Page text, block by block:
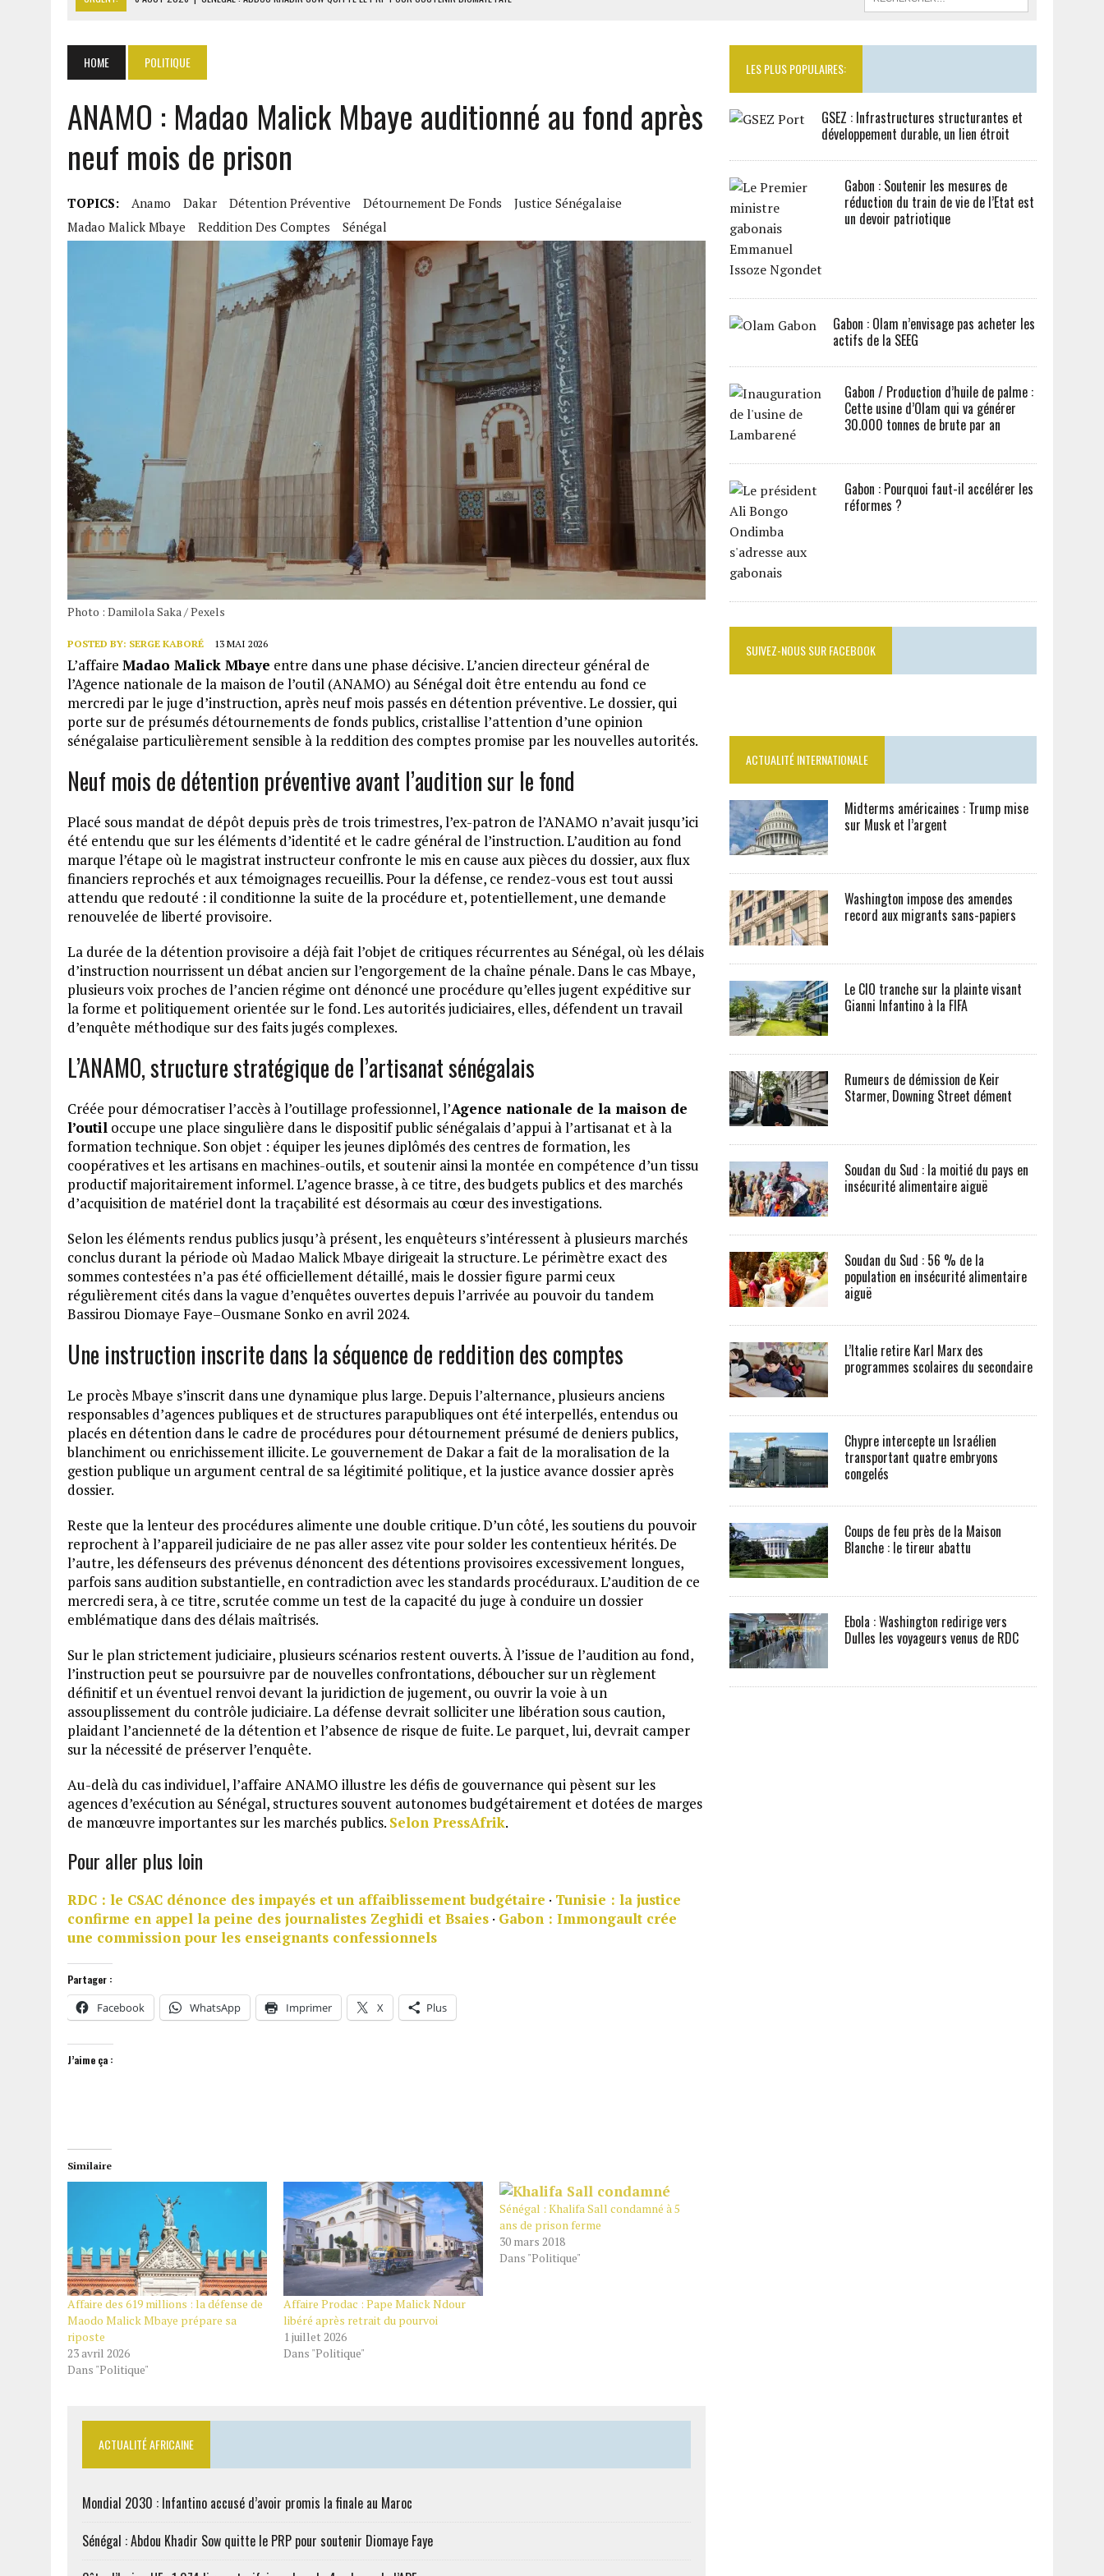
6 AOÛT 2026 | MONDIAL 2030 : INFANTINO ACCUSÉ D’AVOIR PROMIS LA FINALE AU MAROC
6 AOÛT 2026 | SÉNÉGAL : ABDOU KHADIR SOW QUITTE LE PRP POUR SOUTENIR DIOMAYE FAYE
HOME POLITIQUE
ANAMO : Madao Malick Mbaye auditionné au fond après
neuf mois de prison
TOPICS: Anamo Dakar Détention Préventive Détournement De Fonds
Justice Sénégalaise
Madao Malick Mbaye
Reddition Des Comptes Sénégal
Photo : Damilola Saka / Pexels
POSTED BY: SERGE KABORÉ 13 MAI 2026
L’affaire Madao Malick Mbaye entre dans une phase décisive. L’ancien directeur général de
l’Agence nationale de la maison de l’outil (ANAMO) au Sénégal doit être entendu au fond ce
mercredi par le juge d’instruction, après neuf mois passés en détention préventive. Le dossier, qui
porte sur de présumés détournements de fonds publics, cristallise l’attention d’une opinion
sénégalaise particulièrement sensible à la reddition des comptes promise par les nouvelles autorités.
Neuf mois de détention préventive avant l’audition sur le fond
Placé sous mandat de dépôt depuis près de trois trimestres, l’ex-patron de l’ANAMO n’avait jusqu’ici
été entendu que sur les éléments d’identité et le cadre général de l’instruction. L’audition au fond
marque l’étape où le magistrat instructeur confronte le mis en cause aux pièces du dossier, aux flux
financiers reprochés et aux témoignages recueillis. Pour la défense, ce rendez-vous est tout aussi
attendu que redouté : il conditionne la suite de la procédure et, potentiellement, une demande
renouvelée de liberté provisoire.
La durée de la détention provisoire a déjà fait l’objet de critiques récurrentes au Sénégal, où les délais
d’instruction nourrissent un débat ancien sur l’engorgement de la chaîne pénale. Dans le cas Mbaye,
plusieurs voix proches de l’ancien régime ont dénoncé une procédure qu’elles jugent expéditive sur
la forme et politiquement orientée sur le fond. Les autorités judiciaires, elles, défendent un travail
d’enquête méthodique sur des faits jugés complexes.
L’ANAMO, structure stratégique de l’artisanat sénégalais
Créée pour démocratiser l’accès à l’outillage professionnel, l’Agence nationale de la maison de
l’outil occupe une place singulière dans le dispositif public sénégalais d’appui à l’artisanat et à la
formation technique. Son objet : équiper les jeunes diplômés des centres de formation, les
coopératives et les artisans en machines-outils, et soutenir ainsi la montée en compétence d’un tissu
productif majoritairement informel. L’agence brasse, à ce titre, des budgets publics et des marchés
d’acquisition de matériel dont la traçabilité est désormais au cœur des investigations.
Selon les éléments rendus publics jusqu’à présent, les enquêteurs s’intéressent à plusieurs marchés
conclus durant la période où Madao Malick Mbaye dirigeait la structure. Le périmètre exact des
sommes contestées n’a pas été officiellement détaillé, mais le dossier figure parmi ceux
régulièrement cités dans la vague d’enquêtes ouvertes depuis l’arrivée au pouvoir du tandem
Bassirou Diomaye Faye–Ousmane Sonko en avril 2024.
Une instruction inscrite dans la séquence de reddition des comptes
Le procès Mbaye s’inscrit dans une dynamique plus large. Depuis l’alternance, plusieurs anciens
responsables d’agences publiques et de structures parapubliques ont été interpellés, entendus ou
placés en détention dans le cadre de procédures pour détournement présumé de deniers publics,
blanchiment ou enrichissement illicite. Le gouvernement de Dakar a fait de la moralisation de la
gestion publique un argument central de sa légitimité politique, et la justice avance dossier après
dossier.
Reste que la lenteur des procédures alimente une double critique. D’un côté, les soutiens du pouvoir
reprochent à l’appareil judiciaire de ne pas aller assez vite pour solder les contentieux hérités. De
l’autre, les défenseurs des prévenus dénoncent des détentions provisoires excessivement longues,
parfois sans audition substantielle, en contradiction avec les standards procéduraux. L’audition de ce
mercredi sera, à ce titre, scrutée comme un test de la capacité du juge à conduire un dossier
emblématique dans des délais maîtrisés.
Sur le plan strictement judiciaire, plusieurs scénarios restent ouverts. À l’issue de l’audition au fond,
l’instruction peut se poursuivre par de nouvelles confrontations, déboucher sur un règlement
définitif et un éventuel renvoi devant la juridiction de jugement, ou ouvrir la voie à un
assouplissement du contrôle judiciaire. La défense devrait solliciter une libération sous caution,
plaidant l’ancienneté de la détention et l’absence de risque de fuite. Le parquet, lui, devrait camper
sur la nécessité de préserver l’enquête.
Au-delà du cas individuel, l’affaire ANAMO illustre les défis de gouvernance qui pèsent sur les
agences d’exécution au Sénégal, structures souvent autonomes budgétairement et dotées de marges
de manœuvre importantes sur les marchés publics. Selon PressAfrik.
Pour aller plus loin
RDC : le CSAC dénonce des impayés et un affaiblissement budgétaire · Tunisie : la justice
confirme en appel la peine des journalistes Zeghidi et Bsaies · Gabon : Immongault crée
une commission pour les enseignants confessionnels
Partager :
Facebook WhatsApp Imprimer X Plus
J’aime ça :
Similaire
Affaire des 619 millions : la défense de
Maodo Malick Mbaye prépare sa
riposte
23 avril 2026
Dans "Politique"
Affaire Prodac : Pape Malick Ndour
libéré après retrait du pourvoi
1 juillet 2026
Dans "Politique"
Sénégal : Khalifa Sall condamné à 5
ans de prison ferme
30 mars 2018
Dans "Politique"
ACTUALITÉ AFRICAINE
Mondial 2030 : Infantino accusé d’avoir promis la finale au Maroc
Sénégal : Abdou Khadir Sow quitte le PRP pour soutenir Diomaye Faye
LES PLUS POPULAIRES:
GSEZ : Infrastructures structurantes et
développement durable, un lien étroit
Gabon : Soutenir les mesures de
réduction du train de vie de l’Etat est
un devoir patriotique
Gabon : Olam n’envisage pas acheter les
actifs de la SEEG
Gabon / Production d’huile de palme :
Cette usine d’Olam qui va générer
30.000 tonnes de brute par an
Gabon : Pourquoi faut-il accélérer les
réformes ?
SUIVEZ-NOUS SUR FACEBOOK
ACTUALITÉ INTERNATIONALE
Midterms américaines : Trump mise
sur Musk et l’argent
Washington impose des amendes
record aux migrants sans-papiers
Le CIO tranche sur la plainte visant
Gianni Infantino à la FIFA
Rumeurs de démission de Keir
Starmer, Downing Street dément
Soudan du Sud : la moitié du pays en
insécurité alimentaire aiguë
Soudan du Sud : 56 % de la
population en insécurité alimentaire
aiguë
L’Italie retire Karl Marx des
programmes scolaires du secondaire
Chypre intercepte un Israélien
transportant quatre embryons
congelés
Coups de feu près de la Maison
Blanche : le tireur abattu
Ebola : Washington redirige vers
Dulles les voyageurs venus de RDC